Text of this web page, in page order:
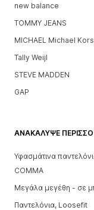
new balance
TOMMY JEANS
MICHAEL Michael Kors
Tally Weijl
STEVE MADDEN
GAP
ΑΝΑΚΆΛΥΨΕ
Υφασμάτινα
COMMA
Μεγάλα μεγέθη - σε
Παντελόνια, Loosefit